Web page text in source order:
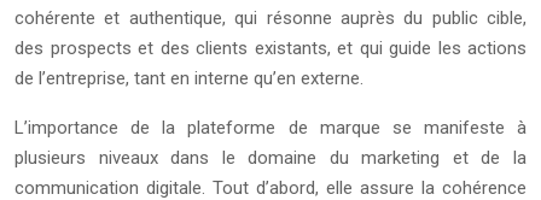
cohérente et authentique, qui résonne auprès du public cible,
des prospects et des clients existants, et qui guide les actions
de l’entreprise, tant en interne qu’en externe.
L’importance de la plateforme de marque se manifeste à
plusieurs niveaux dans le domaine du marketing et de la
communication digitale. Tout d’abord, elle assure la cohérence